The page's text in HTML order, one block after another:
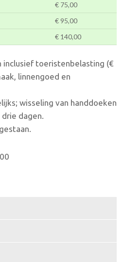
€ 75,00
€ 95,00
€ 140,00
inclusief toeristenbelasting (€
linnengoed en
wisseling van handdoeken
dagen.